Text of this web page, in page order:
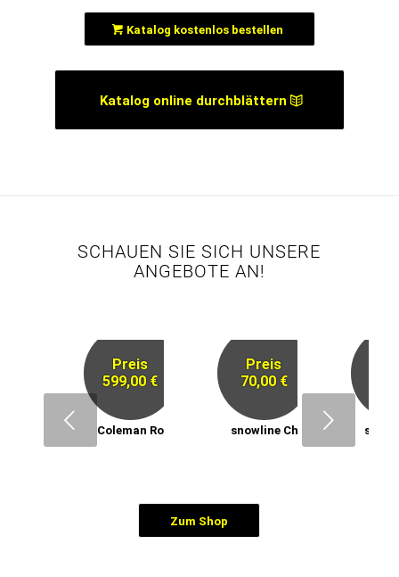
Katalog kostenlos bestellen
Katalog online durchblättern
SCHAUEN SIE SICH UNSERE
ANGEBOTE AN!
Next
Preis
599,00 €
Coleman Rocky Mountain 5
Preis
70,00 €
snowline Chainsen ProXT
Zum Shop